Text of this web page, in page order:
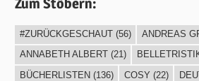
#ZURÜCKGESCHAUT(56) ANDREAS
ANNABETH ALBERT(21)
BÜCHERLISTEN(136) COSY (22)